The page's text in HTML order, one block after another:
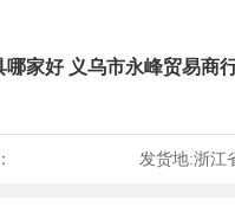
哪家好 义乌市永峰贸易商
发货地:浙江